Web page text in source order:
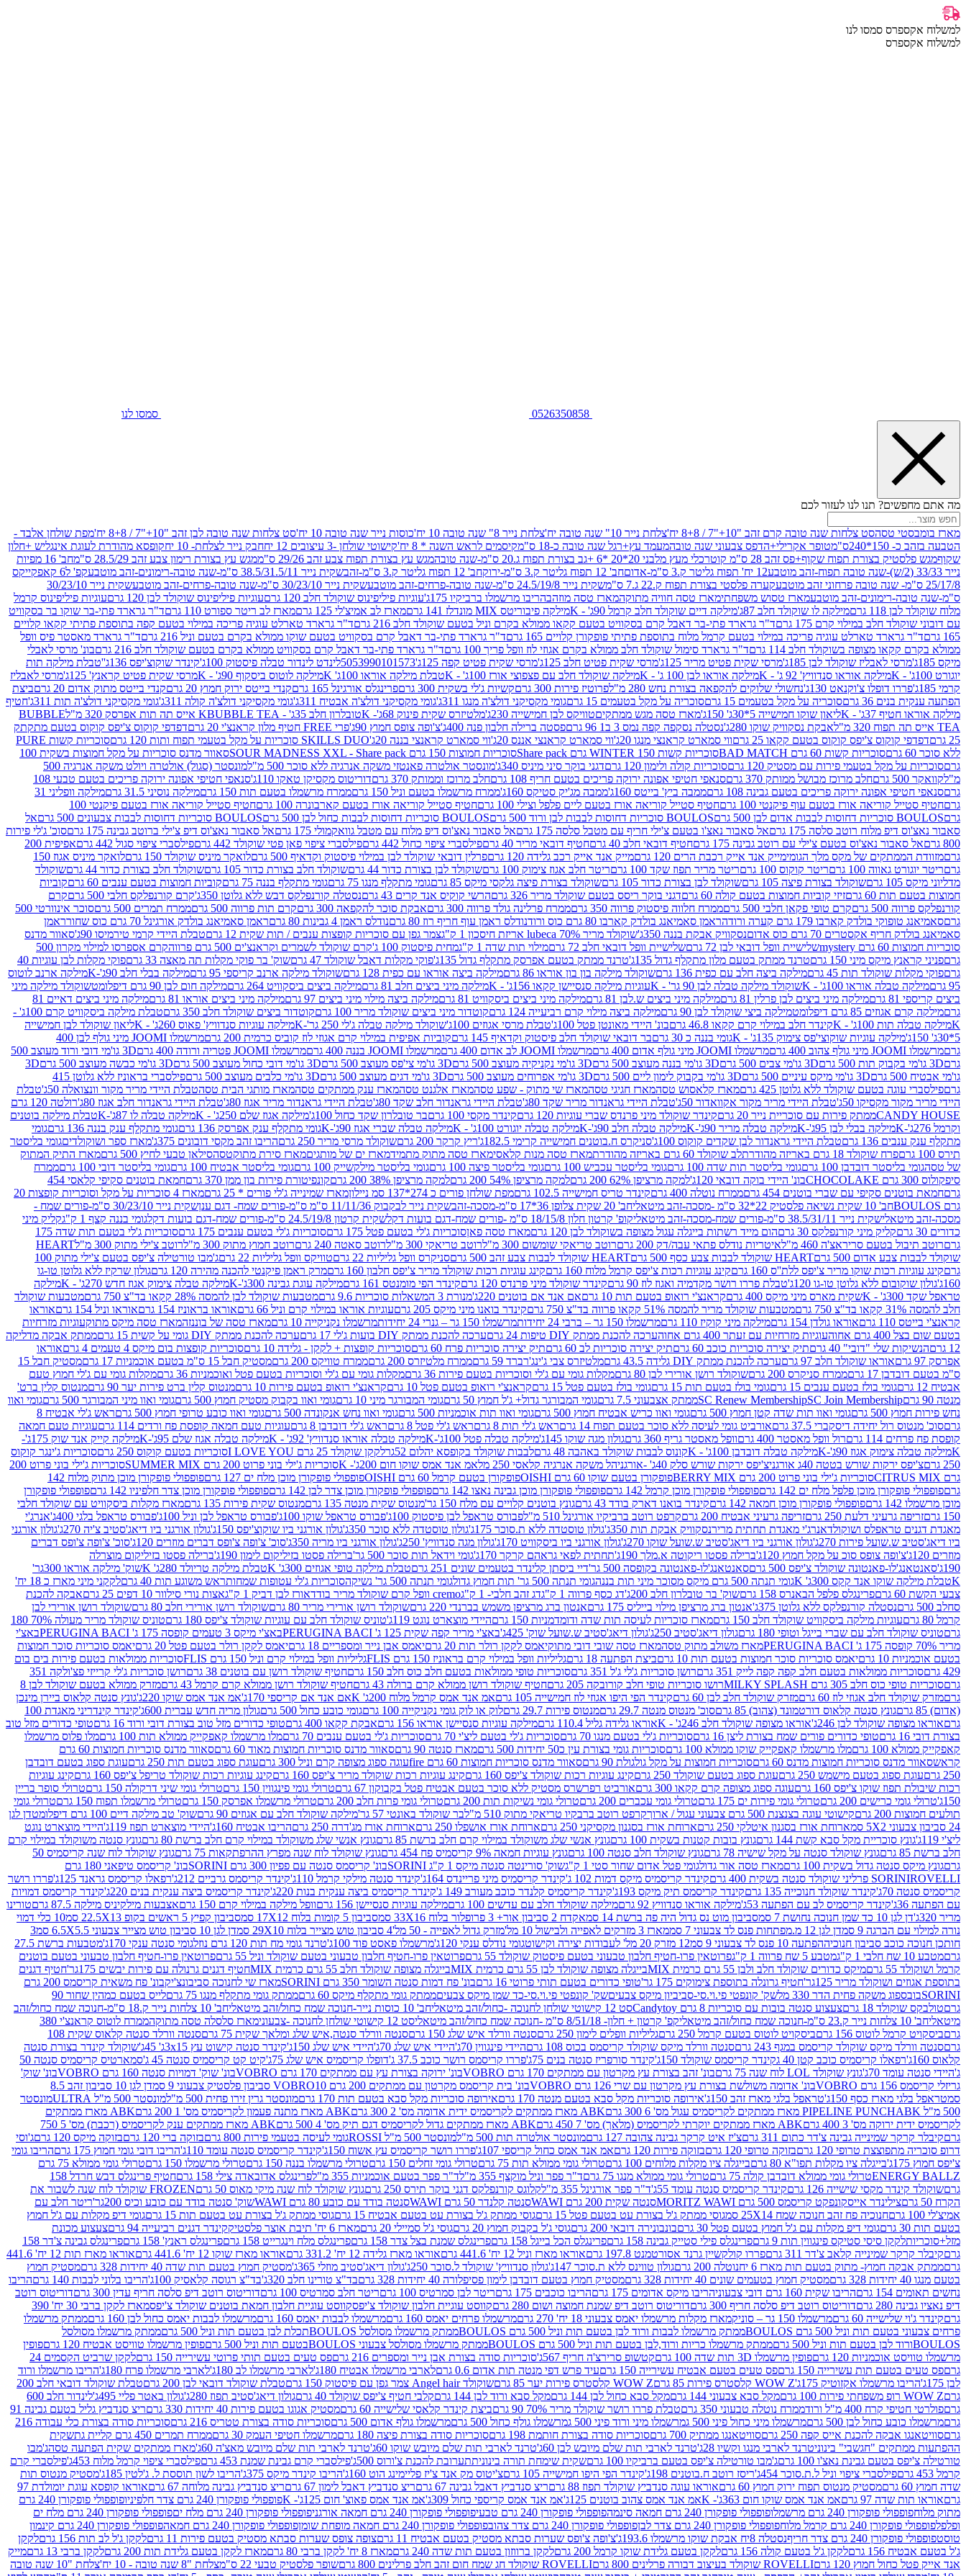
למשלוח אקספרס סמסו לנו
למשלוח אקספרס
0526350858 סמסו לנו
מה אתם מחפשים? תנו לנו לעזור לכם
מארז בומבסטי טסהסט צלחות שנה טובה קרם זהב "10+"7 / 8+8 יח' צלחת נייר 10" שנה טובה יח' צלחת נייר 8" שנה טובה 10 יח' כוסות נייר שנה טובה 10 יח' סט צלחות שנה טובה לבן זהב "10+"7 / 8+8 יח'
מפת שולחן אלבד -
הטבעה בזהב כ- 150*240ס"מ
טופר אקרילי+הדפס צבעוני שנה טובהמעמד עץ+רגל שנה טובה כ-18 ס"מ קיסמים לראש השנה * 8 יח' קישוטי שולחן -3 עיצובים 12 יח חבק נייר לצלחת- 10 יח
קופסא מהודרת לעוגת אינגליש +חלון
שקוףמגש פלסטיק בצורת תפוח שקוף+פס זהב 28 ס"מ קוטר כלי מעץ מלבני 20*20 *6 +גב בצורת תפוח ג.20 ס"מ-שנה טובה מגש עץ בצורת תפוח צבע זהב 29/26 ס"מ מגש עץ בצורת רימון צבע זהב 28.5/29 ס"מ
חב' 16 מפיות
נייר 33/33 (2/ש)-שנה טובה תפוח-זהב מוטבע
12 יח' תפוח גליטר ק.3 ס"מ-אדום חב' 12 תפוח גליטר ק.3 ס"מ-ירוק חב' 12 תפוח גליטר ק.3 ס"מ-זהב שקית נייר 38.5/31.5/11 ס"מ-שנה טובה-רימונים-זהב מוטבע
קפ' ל6 קאפקייקס
25/17/8 ס"מ- שנה טובה פרחוני זהב מוטבע
קערה פלסטי בצורת תפוח ק.22 ג.7 ס"מ שקית נייר 24.5/19/8 ס"מ-שנה טובה-פרחים-זהב מוטבע שקית נייר 30/23/10 ס"מ-שנה טובה-פרחים-זהב מוטבע
שקית נייר 30/23/10
ס"מ-שנה טובה-רימונים-זהב מוטבעמארז טסוש משפחתימארז טסה חוויה מתוקהמארז טסה מוזהבהריבו מרשמלו ברביקיו 175ג' עוגיות פיליפינוס שוקולד חלב 120 גרם עוגיות פיליפינוס שוקולד לבן 120 גרם
עוגיות פיליפינוס קרמל
מלוח שוקולד לבן 118 גרם
מילקה לו שוקולד חלב 87ג' מילקה דיים שוקולד חלב קרמל 90ג' - K מילקה פיבוריטס MIX מונדלז 141 גרם מארז לב אמיצ'לי 125 גרם מארז לב ריטר ספורט 110 גרם
ד"ר גרארד פתי-בר שוקו בר בסקוויט
עם דובוני שוקולד חלב במילוי קרם 175 גרם
ד"ר גרארד פתי-בר דאבל קרם בסקוויט בטעם קקאו ממולא בקרם וניל בטעם שוקולד חלב 216 גרם
ד"ר גרארד טארלט עוגיה פריכה במילוי בטעם קפה בתוספת פתיתי קקאו קלויים
165 גרם
ד"ר גרארד טארלט עוגיה פריכה במילוי בטעם קרמל מלוח בתוספת פתיתי פופקורן קלויים 165 גרם ד"ר גרארד פתי-בר דאבל קרם בסקוויט בטעם שוקו ממולא בקרם בטעם וניל 216 גרם
ד"ר גרארד מאסטר פיס וופל
ממולא בקרם קקאו מצופה בשוקולד חלב 114 גרם
ד"ר גרארד סימול שוקולד חלב ממולא בקרם אגוזי לוז וופל פריך 100 גרם ד"ר גרארד פתי-בר דאבל קרם בסקוויט ממולא בקרם בטעם שוקולד חלב 216 גרם
בונ' מרסי לאבלי
מיקס 185ג'
מרסי לאבליז שוקולד לבן 185ג' מרסי שקית פטיט מריר 125ג' מרסי שקית פטיט חלב 125ג' מרסי שקית פטיט קפה 125ג' 5053990101573לינדט לינדור טבלה פיסטוק 100ג' קינדר שוקוצ'יפס 136ג'
'טבלת מילקה תות
יוגורט 100ג' - K
מילקה אוראו סנדוויץ' 92 ג' - K מילקה אוראו לבן 100 ג' - K מילקה שוקולד חלב עם פצפוצי אורז 100ג' - K טבלת מילקה אוראו 100ג' K מילקה לוטוס ביסקוף 90ג' - K מרסי שקית פטיט קראנץ' 125ג'
מרסי לאבליז
קרמי 185ג'
פררו דופלו צ'וקנאט 130ג' נחשולי שלוקים להקפאה בצורת נחש 280 מ"ל פרוטיז פירות 300 גרם קשיות ג'לי בשקית 300 גרם פרינגלס אורגינל 165 גרם קנדי בייטס ירוק חמוץ 20 גרם קנדי בייטס מתוק אדום 20 גרם
ביצת
הפתעה ענקית בנים 36 גרם
סוכריה על מקל בטעמים 15 גרם סוכריה על מקל בטעמים 15 גרם גומי מקסיקני דולצ'ה מנגו 311ג' גומי מקסיקני דולצ'ה אבטיח 311ג' גומי מקסיקני דולצ'ה קולה 311ג' גומי מקסיקני דולצ'ה תות 311ג'
חטיף
מילקה אוראו חטיף 37ג' - K
ליאון שוקו חמישייה 5*30ג' 150ג' מארז טסה מגש ממתקיםטוויקס לבן חמישייה 230ג' מלטיזרס שקית פינוק 68ג'- K טובלרון חלב 35ג' - K BUBBLE TEA אייס תה תות אפרסק 320 מ"ל
BUBBLE
TEA אייס תה תפוח 320 מ"ל
אבקת נסקוויק שוקו 280ג' נסטלה נסקפה קפה נמס 3 ב1 96 גרם פסטה ברילה חלבון פנה 400ג' צ'ופה צופס חמוץ 90ג' פרי FREE חטיף מלון קראנצ'י 20 גרם
דפדפי קוקוס צ'יפס קוקוס בטעם מתקתק
25 גרם
דפדפי קוקוס צ'יפס קוקוס בטעם קקאו 25 גרם ווי סמארט קראנצי מנגו 20ג' ווי סמארט קראנצי אננס 20ג' ווי סמארט קראנצי בננה 20ג' SKILLS DUO סוכריות על מקל בטעמי תפוח ותות 120 גרם
סוכריות קשות PURE
ללא סוכר 60 גרם
סוכריות קשות 60 גרם BAD MATCH סוכריות קשות WINTER 150 גרם Share pack סוכריות חמוצות 150 גרם SOUR MADNESS XXL - Share pack
סאוור מדנס סוכריות על מקל חמוצות בשקית 100
גרםסוכריות על מקל בטעמי פירות עם מסטיק 120 גרם סוכריות קולה ולימון 120 גרם דגני בוקר סיני מיניס 340ג' מונסטר אולטרה פאנטזי משקה אנרגיה ללא סוכר 500 מ"ל
מונסטר (סגול) אולטרה ויולט משקה אנרגיה 500
מ"לקוואקר 500 גרם חלב מרוכז מבושל ממותק 370 גרם סנאפי חטיפי אפונה ירוקה פריכים בטעם חריף 108 גרם חלב מרוכז וממותק 370 גרם דוריטוס מקסיקן טאקו 110ג'
סנאפי חטיפי אפונה ירוקה פריכים בטעם טבעי 108
גרםסנאפי חטיפי אפונה ירוקה פריכים בטעם גבינה 108 גרם ממבה ביץ' בייטס 160ג' ממבה מג'יק סטיקס 160ג' ממרח מרשמלו בטעם וניל 150 גרם ממרח מרשמלו בטעם תות 150 גרם מילקה נוסיני 31.5 גרם
מילקה וופליני 31
גרםחטיף סטייל קוריאה אורז בטעם עוף פיקנטי 100 גרם חטיף סטייל קוריאה אורז בטעם ליים פלפל וצילי 100 גרם חטיף סטייל קוריאה אורז בטעם קארבונרה 100 גרם
חטיף סטייל קוריאה אורז בטעם פיקנטי 100
גרםBOULOS סוכריות דחוסות לבבות אדום לבן 500 גרם BOULOS סוכריות דחוסות לבבות לבן ורוד 500 גרם BOULOS סוכריות דחוסות לבבות כחול לבן 500 גרם BOULOS סוכריות דחוסות לבבות צבעונים 500 גרם
אל
סאבור נאצ'וס דיפ מלוח רוטב סלסה 175 גרם
אל סאבור נאצ'ו בטעם צ'ילי חריף עם מטבל סלסה 175 גרם אל סאבור נאצ'וס דיפ מלוח עם מטבל גוואקמולי 175 גרם אל סאבור נאצ'וס דיפ צ'ילי ברוטב גבינה 175 גרם
סוכ' ג'לי פירות
800 גרם
אל סאבור נאצ'וס בטעם צ'ילי עם רוטב גבינה 175 גרם חטיף דובאי חלב 40 גרם חטיף דובאי מריר 40 גרם פילסברי ציפוי כחול 442 גרם פילסברי ציפוי פאן פטי שוקולד 442 גרם פילסברי ציפוי סגול 442 גרם
אפיפית 200
גרםמזוודת הממתקים של מקס מלך הגומימייק אנד אייק רכבת הרים 120 גרם מייק אנד אייק רכב גלידה 120 גרם פרלין דובאי שוקולד לבן במילוי פיסטוק וקדאיף 500 גרם לואקר מיניס שוקולד 150 גרם
לואקר מיניס אגוז 150
גרםריטר יוגורט גאווה 100 גרם ריטר קוקוס 100 גרם ריטר מריר תפוז שקד 100 גרם ריטר חלב אגוז צימוק 100 גרם שוקולד לבן בצורת כדור 44 גרם שוקולד חלב בצורת כדור 105 גרם שוקולד חלב בצורת כדור 44 גרם
שוקולד
מדליוני מיקס 105 גרם
שוקולד בצורת פיצה 105 גרם שוקולד לבן בצורת כדור 105 גרם שוקולד בצורת פיצה גלקסי מיקס 85 גרם גומי מתקלף מנגו 75 גרם גומי מתקלף בננה 75 גרם קוביות חמוצות בטעם ענבים 60 גרם
קוביות
חמוצות בטעם תות 60 גרם
זיזי קוביות חמוצות בטעם קולה 60 גרם דגני בוקר ריסס בטעם שוקולד מריר 326 גרם הרשי קוקיס אנד קרים 43 גרם נסטלה קורנפלקס דבש ללא גלוטן 350ג' קרם קורנפלקס חלבי 500 גרם
קרם
קורנפלקס פרווה 500 גרם
קרם טופי פקאן חלבי 500 גרם ממרח חלווה פיסטוק פרווה 350 גרם ממרח פרלינה גולד פרווה 300 גרם אבקת סוכר להקפאה 300 גרם קרם תות פרווה 500 גרם ממרח תמרים 500 גרם
סוכר אינוורטי 500
גרםסאמיאנג טופוקי בולדק קארבו 179 גרם קערה ורודה ראמן סאמיאנג בולדק קארבו 80 גרם כוס ורוד נודלס ראמן עוף חריף רוז 80 גרם נודלס ראמן 4 גבינות 80 גרם ראמן סאמיאנג בולדק אורגינל 70 גרם כוס שחור
ראמן
סאמיאנג בולדק חריף אקסטרים 70 גרם כוס אדום
נסקוויק אבקת בננה 350ג' שוקולד מריר 70% lubeca אריזת חיסכון 1 ק"ג צמר גפן עם סוכריות קופצות ענבים / תות שקית 12 גרם טבלת היידי קרמי טירמיסו 90ג'
סאוור מדנס
סוכריות חמוצות 60 גרם mystery
שלישיית וופל דובאי לבן 72 גרם שלישיית וופל דובאי חלב 72 גרם מילוי תות שדה 1 ק"ג מחית פיסטוק 100 ג' קרם שוקולד לשמרים וקראנצ'ים 500 גרם פרווה
קרם אספרסו למילוי מקרון 500
גרםפניני קראנץ מיקס מיני 150 גרם טרנד ממתק בטעם מלון מתקלף גדול 135ג' טרנד ממתק בטעם אפרסק מתקלף גדול 135ג' פוקי מקלות דאבל שוקולד 47 גרם שוק' בר פוקי מקלות תה מאצה 33 גרם
פוקי מקלות לבן עוגיות 40
גרםפוקי מקלות שוקולד תות 45 גרם מילקה ביצה חלב עם כפית 136 גרם שוקולד מילקה בון בון אוראו 86 גרם מילקה ביצה אוראו עם כפית 128 גרם שוקולד מילקה ארנב קריספי 95 גרם מילקה בבלי חלב 90ג'-K
מילקה ארנב לוטוס
95 גרם
מילקה טבלה אוראו 100ג' - K שוקולד מילקה טבלה לבן 90 גר' - K עוגיות מילקה סנסיישן קקאו 156ג' - K מילקה מיני ביצים חלב 81 גרם מילקה ביצים ביסקוויט 264 גרם מילקה חום לבן 90 גרם דיפלומט
שוקולד מילקה מיני
ביצים קריספי 81 גרם
מילקה מיני ביצים לבן פרלין 81 גרם מילקה מיני ביצים ש.לבן 81 גרם מילקה מיני ביצים ביסקוויט 81 גרם מילקה ביצה מילוי מיני ביצים 97 גרם מילקה מיני ביצים אוראו 81 גרם
מילקה מיני ביצים דאיים 81
גרםמילקה קרם אגוזים 85 גרם דיפלומט מילקה ביצי שוקולד לבן 90 גרם מילקה ביצה מילוי קרם רביעייה 124 גרם קוטדור מיני ביצים שוקולד מריר 100 גרם קוטדור ביצים שוקולד חלב 350 גרם
טבלת מילקה ביסקוויט קרם 100ג' -
Kמילקה טבלה תות 100ג' - K קינדר חלב במילוי קרם קקאו 46.8 גרם בונ' היידי מאונטן פטל 100ג' טבלת מרסי אגוזים 100ג' שוקולד מילקה טבלה ג'לי 250 גר'-K מילקה עוגיות סנדוויץ' פאוס 260ג' - K
ליאון שוקולד לבן חמישייה
5*30ג' 150ג'
מילקה עוגיות שוקוצי'פס צימוק 135ג' - K גומי בננה כ 30 גרם בר דובאי שוקולד חלב פיסטוק וקדאיף 145 גרם קוביות אפיפית במילוי קרם אגוזי לוז קוביס כרמית 200 גרם
מרשמלו JOOMI מיני גולף לבן 400
גרםמרשמלו JOOMI מיני גולף צהוב 400 גרם מרשמלו JOOMI מיני גולף אדום 400 גרם מרשמלו JOOMI לב אדום 400 גרם מרשמלו JOOMI בננה 400 גרם מרשמלו JOOMI פטריה ורודה 400 גרם
3D גו'מי דובי ורוד מעוצב 500
גרם3D גו'מי בקבוק תות 500 גרם 3D גו'מי צבים 500 גרם 3D גו'מי בננה מעוצב 500 גרם 3D גו'מי נקניקיה מעוצב 500 גרם 3D גו'מי צי'פס מעוצב 500 גרם 3D גו'מי דובי כחול מעוצב 500 גרם 3D גו'מי כבשה מעוצב 500 גרם
3D
גו'מי אבטיח 500 גרם
3D גו'מי מיקס עיניים 500 גרם 3D גו'מי בקבוק לימון ליים 500 גרם 3D גו'מי אפרוחים מעוצב 500 גרם 3D גו'מי דגים מעוצב 500 גרם 3D גו'מי כלבים מעוצב 500 גרם
פילסברי בראוניז ללא גלוטן 415
גרםפילסברי עוגה בטעם שוקולד ללא גלוטן 425 גרם מארז קלאסוש טסהמארז חגיגי טסהמארז שי מתוק - שפע טסהמארז אלגנט טסהמארז ענק ממתקים טסהמארז מותגי הבית טסהטבלת היידי מריר מקור וונצואלה 50ג'
טבלת
היידי מריר מקור מקסיקו 50ג'
טבלת היידי מריר מקור אקוואדור 50ג' טבלת היידי גראנדור מריר שקד 80ג' טבלת היידי גראנדור חלב שקד 80ג' טבלת היידי גראנדור מריר אגוז 80ג' טבלת היידי גראנדור חלב אגוז 80ג'
רולטה 120 גרם
CANDY HOUSEממתק פירות עם סוכריית נייר 20 גרם קינדר שוקולד מיני פרנדס שברי עוגיות 120 גרם קינדר מקסי 100 גרם בר טובלרון שקד כחול 100ג' מילקה אגוז שלם 250ג' - K מילקה טבלה לו 87ג'-K
טבלת מילקה בוטנים
וקרמל 276ג'-K
מילקה בבלי לבן 95ג'-K מילקה טבלה מריר 90ג'-K מילקה טבלה חלב 90ג'-K מילקה טבלה יוגורט 100ג' - K מילקה טבלה שברי אגוז 90ג'-K גומי מתקלף ענק אפרסק 136 גרם גומי מתקלף ענק בננה 136 גרם
גומי
מתקלף ענק ענבים 136 גרם
טבלת היידי גראנדור לבן שקדים קוקוס 100ג' סניקרס ח.בוטנים חמישייה קרימי 182.5ג' ריץ קרקר 200 גרם שוקולד מרסי מריר 250 גרם הריבו זהב מקסי דובונים 375ג' מארז ספר ושוקולדיםגומי בליסטר
תירס 100 גרם
פרח שוקולד 18 גרם באריזה מהודרת לב שוקולד 60 גרם באריזה מהודרת מארז טסה מנות קלאסימארז טסה מתוק מתמידמארז ים של מותגיםמארז סירת מתוקטסהסילאן טבעי לחיץ 500 גרם
מארז התיק המתוק
של טסהגומי בליסטר דובדבן 100 גרם גומי בליסטר תות שדה 100 גרם גומי בליסטר עכביש 100 גרם גומי בליסטר פיצה 100 גרם גומי בליסטר מילקשייק 100 גרם גומי בליסטר אבטיח 100 גרם גומי בליסטר דובי 100 גרם
ממרח
סיפקולוס 300 גרם CHOCOLAKE
בונ' היידי בוקה דובאי 120ג' למקה מרציפן 62% 200 גרם למקה מרציפן 54% 200 גרם למקה מרציפן 38% 200 גרם קונפיטורת פירות בון ממן 370 גרם
חמאת בוטנים סקיפי קלאסי 454
גרםחמאת בוטנים סקיפי עם שברי בוטנים 454 גרם ממרח נוטלה 400 גרם קינדר טריס חמישייה 102.5 גרם מפת שולחן פורים כ 274*137 סמ ניילון מארז שמינייה ג'לי פורים * 25 גרם
מארז 4 סוכריות על מקל וסוכריות קופצות 20
גרם BOULOS
חב' 10 שקית נשיאה פלסטיק 22*32 ס"מ -מסכה-זהב מיטאלי חב' 20 שקית צלופן 36*17 ס"מ-מסכה-זהב שקית נייר לבקבוק 11/11/36 ס"מ ס"מ-פורים שמח- דגם ענן
שקית נייר 30/23/10 ס"מ-פורים שמח -
מסכה-זהב מיטאלישקית נייר 38.5/31/11 ס"מ-פורים שמח-מסכה-זהב מיטאלי קופ' קרטון חלון 18/15/8 ס"מ -פורים שמח-דגם בועות דקל שקית קרטון 24.5/19/8 ס"מ-פורים שמח-דגם בועות דקל גומי בננה קצף 1 ק"ג
קליק מיני
כדורים 30 גרם
קליק מיני קורנפלקס 30 גרם הום מייד רשתות בייגלה עגול מצופה בשוקולד לבן 120 גרם מארז טסה פאןסוכריות ג'לי בטעם פטל 175 גרם סוכריות ג'לי בטעם ענבים 175 גרם
סוכריות ג'לי בטעם תות שדה 175
גרםרוטב תיבול בטעם סריראצ'ה 460 מ"ל איטריות נודלס פתאי עבה/דק 200 גרם רוטב טריאקי שומשום 300 מ"ל רוטב טריאקי 300 מ"ל רוטב סאטה 240 גרם רוטב חמוץ מתוק 300 מ"ל רוטב צ'ילי מתוק 300 מ"ל
HEART
שוקולד לבבות צבע אדום 500 גרם
HEART שוקולד לבבות צבע כסף 500 גרם HEART שוקולד לבבות צבע זהב 500 גרם סניקרס וופל גליליות 22 גרם טוויקס וופל גליליות 22 גרם
ג'מבו טורטילה צ'יפס בטעם צ'ילי מתוק 100
גרםקינג עוגיות רכות שוקו מריר צ'יפס ללת''ס 160 גרם קינג עוגיות רכות צ'יפס קרמל מלוח 160 גרם קינג עוגיות רכות שוקולד מריר צ'יפס חלבון 160 גרם מרק ראמן פיקנטי להכנה מהירה 120 גרם
גולון שרקיז ללא גלוטן טו-גו
160ג' גולון שוקובום ללא גלוטן טו-גו 120ג' טבלת פררו רושר מקדמיה ואגוז לוז 90 גרם קינדר שוקולד מיני פרנדס 120 גרם קינדר הפי מומנטס 161 גרם מילקה עוגת גבינה 300ג'-K מילקה טבלה צימוק אגוז חדש 270ג' - K
מילקה
טראפל שקד 300ג' - K
שקית מארס מיני מיקס 400 גרם קראנצ'י רואופ בטעם תות 10 גרם אם אנד אם בוטנים 220ג' מנורת 3 המשאלות סוכריות 9.6 גרם מטבעות שוקולד לבן להמסה 28% קקאו בד"צ 750 גרם
מטבעות שוקולד
חלב להמסה 31% קקאו בד"צ 750 גרם
מטבעות שוקולד מריר להמסה 51% קקאו פרווה בד"צ 750 גרם קינדר בואנו מיני מיקס 205 גרם עוגיות אוראו במילוי קרם וניל 66 גרם אוראו בראוניז 154 גרם אוראו וניל 154 גרם
אוראו
קראנצ'י בייטס 110 גרם
אוראו גולדן 154 גרם מילקה מיני קוקיז 110 גרם מרשמלו 150 גר – ברבי 24 יחידות מרשמלו 150 גר – גנרי 24 יחידות מרשמלו נקניקייה 10 גרם מארז טסה של בוננזהמארז טסה מיקס מתוקעוגיות מזרחיות
בטעם שום בצל 400 גרם אחוה
עוגיות מזרחיות עם זעתר 400 גרם אחוה ערכה להכנת ממתק DIY טיפות 24 גרם ערכה להכנת ממתק DIY בועות ג'לי 17 גרם ערכה להכנת ממתק DIY גומי על קשית 15 גרם
ממתק אבקה מדליקה
12 גרם
הנשיקות שלי "דובי" 40 גרם תיק יצירה סוכריות כוכב 60 גרם תיק יצירה סוכריות לב 60 גרם תיק יצירה סוכריות פרח 60 גרם סוכריות קופצות + לקקן - גלידה 10 גרם סוכריות קופצות בום מיקס 4 טעמים 4 גרם
אוראו
אפרסק 97 גרם
אוראו שוקולד חלב 97 גרם ערכה להכנת ממתק DIY גלידה 43.5 גרם מלטיזרס צבי ג'ינג'רברד 59 גרם ממרח מלטיזרס 200 גרם ממרח טוויקס 200 גרם מסטיק חבל 15 ס"מ בטעם אוכמניות 17 גרם
מסטיק חבל 15
ס"מ בטעם דובדבן 17 גרם
ממרח סניקרס 200 גרם שוקולד רושן אורירי לבן 80 גרם מקלות גומי עם ג'לי וסוכריות בטעם פירות 36 גרם מקלות גומי עם ג'לי וסוכריות בטעם פטל ואוכמניות 36 גרם
מקלות גומי עם ג'לי חמוץ טעם
אבטיח 12 גרם
גומי בולז בטעם ענבים 15 גרם גומי בולז בטעם תות 15 גרם גומי בולז בטעם פטל 15 גרם קראנצ'י רואופ בטעם פטל 10 גרם קראנצ'י רואופ בטעם פירות 10 גרם מנטוס קלין ברט פירות יער 90 גרם
מנטוס קלין ברט'
מנטה 90 גרם
SC Renew MembershipSC Join Membership ממתק אצבעוני 7.5 גרם גומי המבורגר גדול+ ג'ל חמוץ 50 גרם גומי המבורגר מיני 10 גרם גומי ואוו בקבוק מסטיק חמוץ 500 גרם גומי ואוו מיני המבורגר 500 גרם
גומי ואוו
נחש פירות חמוץ 500 גרם
גומי ואוו תות שדה קטן חמוץ 500 גרם גומי ואוו כריש אבטיח חמוץ 500 גרם גומי ואוו תות אוכמניות 500 גרם גומי ואוו נחש אנקונדה 500 גרם גומי ואוו כובע טרופי חמוץ 500 גרם
ראש ג'לי אבטיח 8
גרםסוכ' מנטוס רול יחידה דיסקברי 37.5 גרם אורביט גומי לעיסה ללא סוכר בטעם תפוח 14 גרם ראש ג'לי תות 8 גרם ראש ג'לי פטל 8 גרם ראש ג'לי דובדבן 8 גרם עוגיות טעם חמאה קופסת פח ורדים 114 גרם
עוגיות טעם חמאה
קופסת פח פרחים 114 גרם
רול וופל מאסטר 400 גרם וופל מאסטר גריף 360 גרם גולון מגה שוקו 145ג' מילקה טבלה פטל 100ג'-K מילקה טבלה אוראו סנדוויץ' 92ג' - K מילקה טבלה אגוז שלם 95ג'-K
מילקה קייק אנד שוק 175ג'-
Kמילקה טבלה צימוק אגוז 90ג'-K מילקה טבלה דובדבן 100ג' - K קונוס לבבות שוקולד באהבה 48 גרם לבבות שוקולד בקופסא יהלום 52גר לקקן שוקולד 25 גרם I LOVE YOU סוכריות בטעם קוקוס 250 גרם
סוכריות ג'ינגר קוקוס
250 גרם
צ'יפס ירקות שורש בטטה 40ג אורגני צ'יפס ירקות שורש סלק 40ג' -אורגני הל משקה אנרגיה קלאסי 250 מל אמ אנד אמס שוקו חום 200ג'- K סוכריות ג'ילי בוני פרוט 200 גרם SUMMER MIX
סוכריות ג'ילי בוני פרוט 200
גרם CITRUS MIX
סוכריות ג'ילי בוני פרוט 200 גרם BERRY MIX פופקורן בטעם שוקו 60 גרם OISHI פופקורן בטעם קרמל 60 גרם OISHI פופפולי פופקורן מוכן מלח ים 127 גרם
פופפולי פופקורן מוכן מתוק מלוח 142
גרםפופפולי פופקורן מוכן פלפל מלח ים 142 גרם פופפולי פופקורן מוכן קרמל 142 גרם פופפולי פופקורן מוכן גבינה נאצו 142 גרם פופפולי פופקורן מוכן צדר לבן 142 גרם פופפולי פופקורן מוכן צדר חלפיניו 142 גרם
פופפולי פופקורן
מוכן מרשמלו 142 גרם
פופפולי פופקורן מוכן חמאה 142 גרם קינדר בואנו דארק בודד 43 גרם גונץ בוטנים קלויים עם מלח 150 גר' מנטוס שקית מנטה 135 גרם מנטוס שקית פירות 135 גרם
מארז מקלות ביסקוויט עם שוקולד חלבי
150 גרם
זריפה גרעיני דלעת 250 גרם זריפה גרעיני אבטיח 200 גרם קרפט רוטב ברביקיו אורגינל 510 מ"ל פבורס טראפל לבן פיסטוק 100ג' פבורס טראפל שוקו 100ג' פבורס טראפל לבן וניל 100ג' פבורס טראפל בלגי 400ג'
אנרג'י
מאגדת דגנים טראפלס ושוקולדאנרג'י מאגדת תחתית מרירנסקוויק אבקת תות 350ג' גולון טוסטדה ללא ת.סוכר 175ג' גולון טוסטדה ללא סוכר 350ג' גולון אורגני ביו שוקוצ'יפס 150ג' גולון אורגני ביו דיאג'סטיב צ'יה 270ג'
גולון אורגני
ביו דיאג'סטיב ש.שועל פירות 270ג'
גולון אורגני ביו דיאג'סטיב ש.שועל שוקו 270ג' גולון אורגני ביו ביסקוויט 170ג' גולון מגה סנדוויץ' 250ג' גולון אורגני ביו מריה 350ג' סוכ' צ'ופה צ'ופס דברים מוזרים 120ג'
סוכ' צ'ופה צ'ופס דברים
מוזרים 120ג'
צ'ופה צופס סוכ על מקל חמוץ 120ג' ברילה פסטו ריקוטה א.מלך 190ג' תחתית לפאי גראהם קרקר 170ג' גומי וידאל תות סוכר 500 גר' ברילה פסטו בזיליקום לימון 190ג'
ברילה פסטו בזיליקום מוצרלה
190ג' סאנטאנג'לו-פאנטונה שוקולד צ'יפס 500 גרם סאנטאנג'לו-פאנטונה בקופסה 500 גר' דיי ביסתן קלינדר בטעמים שונים 251 גרם טבלת מילקה טופי אגוזים 300ג' K טבלת מילקה טריולד 280ג' K
שוק' מילקה אוראו 300גר'
Kטבלת מילקה שוקו אנד קקס 300ג' K גומי תנתה 500 גרם מיקס מסוכר מיני תות בננה גומי תנתה 500 גר' תות חמוץ גדול גומי תנתה 500 גר' נשיקה סוכריות ג'לי עטופות שמחותראש משוגע תות 40 גרם
לקקני מיני מארז כ 18 יח'
צבעי הקשת 60 גרם
פרינגלס פלפל הבאנרס 158 גרם שוק' בר טובלרון חלב 200ג' דג כסף פרווה 1 ק"ג דג זהב חלבי- 1 ק"ג cremo וופל קרם שוקולד מריר בודד אורז לבן דביק 1 ק"ג אצות נורי סילוור 10 דפים 25 גרם
אבקה להכנת
סחלב 500 גרם
נסטלה קורנפלקס ללא גלוטן 375ג' אנטון ברג מרציפן מילוי בייליס 175 גרם אנטון ברג מרציפן משמש בברנדי 220 גרם שוקולד רושן אורירי מריר 80 גרם שוקולד רושן אורירי חלב 80 גרם
שוקולד רושן אורירי לבן
קרמל 80 גרם
עוגיות מילקה ביסקוויט שוקולד חלב 150 גרם מארז סוכריות לעיסה תות שדה ודומדמניות 150 גרם היידי מוצארט נוגט 119ג' טוניס שוקולד חלב עם עוגיות שוקולד צ'יפס 180 גרם
טוניס שוקולד מריר מעולה 70% 180
גרםטוניס שוקולד חלב עם שברי בייגל וטופי 180 גרם גולון דיאג'סטיב 250ג' גולון דיאג'סטיב ש.שועל שוק' 425ג' באצ'י מריר קפה שקית 125 ג' PERUGINA BACI באצ'י מיקס 3 טעמים קופסה 175 ג' PERUGINA BACI
באצ'י
מריר 70% קופסה 175 ג' PERUGINA BACI
מארז משולב מתוק טסהמארז טסה שובי דובי מתוקיאמס לקקן רולר תות 20 גרם יאמס אבן נייר ומספריים 18 גרם יאמס לקקן רולר בטעם פטל 20 גרם
יאמס סוכריות סוכר חמוצות
בטעם אוכמניות 10 גרם
יאמס סוכריות סוכר חמוצות בטעם תות 10 גרם ביצת הפתעה 18 גרם גליליות וופל במילוי קרם בראוניז 150 גרם FLIS גליליות וופל במילוי קרם וניל 150 גרם FLIS
סוכריות ממולאות בטעם פירות בים בום
429 גרם
סוכריות ממולאות בטעם חלב קפה קפה לייק 351 גרם רושן סוכריות ג'לי ג'ל 351 גרם סוכריות טופי ממולאות בטעם חלב כוס חלב 150 גרם חטיף שוקולד רושן עם בוטנים 38 גרם
רושן סוכריות ג'לי קרייזי פצ'ולקה 351
גרםסוכריות טופי כוס חלב 305 גרם MILKY SPLASH רושו סוכריות טופי חלב קורובקה 205 גרם חטיף שוקולד רושן ממולא קרם ברולה 43 גרם חטיף שוקולד רושן ממולא קרם קרמל 43 גרם
מזרק ממולא בטעם שוקולד לבן 8
גרםמזרק שוקולד חלב אגוזי לוז 60 גרם מזרק שוקולד חלב לבן 60 גרם קינדר הפי היפו אגוזי לוז חמישייה 105 גרם אמ אנד אמס קרמל מלוח 200ג' K אם אנד אם קריספי 170ג' אמ אנד אמס שוקו 220ג'
גונץ סנטה קלאוס ביירן מינכן
(אדום) 85 גרם
גונץ סנטה קלאוס דורטמונד (צהוב) 85 גרם סוכ' מנטוס מנטה 29.7 גרם מנטוס פירות 29.7 גרם לוק או לוק גומי נקניקייה 100 גרם גומי כובע כחול 500 גרם גולון מריה חדש עברית 600ג'
קינדר קינדריני מאגדת 100
גרםאוראו מצופה שוקולד לבן 246ג' אוראו מצופה שוקולד חלב 246ג' - K אוראו גלידה גליל 110.4 גרם מילקה עוגיות סנסיישן אוראו 156 גרם אבקת קקאו 400 גרם טופי כדורים מזל טוב בצורת דובי ורוד 16 גרם
טופי כדורים מזל טוב
בצורת דובי 16 גרם
טופי כדורים פורים שמח בצורת ליצן 16 גרם סוכריות ג'לי בטעם מנגו 70 גרם סוכריות ג'לי בטעם ליצ'י 70 גרם סוכריות ג'לי בטעם ענבים 70 גרם מלו מרשמלו קאפקייק ממולא תות 100 גרם
מלו פלוס מרשמלו
קאפקייק ממולא 100 גרם
מלו מרשמלו קאפקייק שוקו ממולא 100 גרם סוכריות גומי בצורת עין כ50 יחידות 500 גרם מארז סנטה 90 גרם סאוור מדנס סוכריות חמוצות מאוד 60 גרם
סאוור מדנס סוכריות חמוצות 60 גרם
קראשסאוור מדנס סוכריות חמוצות מדנס 60 גרם סוכריות חמוצות על מקל גולגולת 90 גרם סאוור מדנס סוכריות חמוצות 60 גרם fire עוגה ספוג מצופה קרם וניל 300 גרם עוגת ספוג בטעם תות 250 גרם
עוגת ספוג בטעם דובדבן
250 גרם
עוגת ספוג בטעם מישמש 250 גרם עוגת ספוג בטעם שוקולד 250 גרם קינג עוגיות רכות שוקולד צ'יפס 160 גרם קינג עוגיות רכות שוקולד מריר צ'יפס 160 גרם קינג עוגיות רכות שוקולד טריפל צ'יפס 160 גרם
קינג עוגיות
רכות שיבולת תפוז שוקו צ'יפס 160 גרם
עוגה ספוג מצופה קרם קקאו 300 גרם אורביט רפרשרס מסטיק ללא סוכר בטעם אבטיח פטל בקבוקון 67 גרם טרולי גומי פינגווין 150 גרם טרולי גומי שיני דרקולה 150 גרם
טרולי סופר בריין
150ג' טרולי גומי כרישים 200 גרם טרולי גומי פירות ים 175 גרם טרולי גומי עכברים 200 גרם טרולי גומי נשיקות תות 200 גרם טרולי גומי פרות חלב 200 גרם טרולי מרשמלו אפרסק 150 גרם טרולי מרשמלו תפוח 150 גרם
טרולי גומי
תולעים חמוצות 200 גרם
קישוטי עוגה בצנצנת 500 גרם צבעוני עגול / ארוך קרפט רוטב ברבקיו טריאקי מתוק 510 מ"ל בר שוקולד באונטי 57 גר' מילקה שוקולד חלב עם אגוזים 90 גרם שוק' טב מילקה דיים 100 גרם דיפלומט
דן לגן
24 סביבון צבעוני 5X2 סמ
ארוחת אורז בסגנון איטלקי 250 גרם ארוחת אורז בסגנון מקסיקני 250 גרם ארוחת אורז אושפלו 250 גרם ארוחת אורז מג'דרה 250 גרם הריבו אבטיח 160ג' היידי מוצארט תפוז 119ג'
היידי מוצארט נוגט
ליצ'י 119ג'
גונץ סוכריית מקל סבא קשת 144 גרם גונץ בובות קטנות בשקית 100 גרם גונץ אנשי שלג משוקולד במילוי קרם חלב ברשת 85 גרם גונץ אנשי שלג משוקולד במילוי קרם חלב ברשת 80 גרם
גונץ סנטה משוקולד במילוי קרם
חלב ברשת 85 גרם
גונץ שוקולד סנטה על מקל שישיה 78 גרם גונץ שוקולד חלב סנטה 100 גרם גונץ עוגיות חמאה 9% קריסמיס פח 454 גרם גונץ שוקולד לוח שנה מפרץ ההרפתקאות 75 גרם
גונץ שוקולד לוח שנה קריסמיס 50
גרםגונץ מיקס סנטה גדול בשקית 100 גרם מארז טסה אור גדולגומי פטל אדום שחור סטי 1 ק"ג שוק' סורינטה סנטה מיקס 1 ק"ג SORINI בונ' קריסמס סנטה עם פפיון 300 גרם SORINI
בונ' קריסמס טיפאני 180 גרם
SORINIROVELLI פרליני שוקולד סנטה בשקית 400 גרם קינדר קריסמיס מיקס דמות 102 ג' קינדר קריסמיס מיני פריינדס 164ג' קינדר סנטה מילקי קרמל 110ג' קינדר קריסמס גרביים 212ג' רפאלו קריסמס גראנד 125ג'
פררו רושר
קריסמיס סנטה 70ג'
קינדר שוקולד חנוכייה 135 גרם קינדר קריסמס תיק מיקס 193ג' קינדר קריסמיס קלנדר כוכב מעורב 149 ג' קינדר קריסמיס ביצה ענקית בנות 220ג' קינדר קריסמיס ביצה ענקית בנים 220ג'
קינדר קריסמס דמויות
עם הפתעה 36ג'
קינדר קריסמיס לב עם הפתעה 53ג' מילקה אוראו סנדוויץ 92 גרם מילקה שוקולד חלב עם עדשים 100 גרם מילקה עוגיות סנסיישן 156 גרם וופל מילקה במילוי קרם 150 גרם אצבעות מילקיניס מילקה 87.5 גרם
טורינו
מריר 320ג'
דן לגן 10 כד שמן חנוכה נחושת 7 סמ סביבון מוט נס גדול היה פה ברשת 14 סמ אקדח 2 סביבון אור+ 3 פרופלור בלוח 33X16 סמ סביבון 5 קומות בלוח 17X12 סמ סביבון קפיץ 5 ראשים בקופ 22.5X13 סמ
10 כלי דמוי
נורה למילוי עם הברגה 9 סמ
דן לגן 12 מ.מפתחות פנס לד צבעוני 7 סמ מארז 3 מזרקים לאפייה ולבישול 10 מל' מזרק גדול לאפייה - 50 מל' 4 סביבון טוש מצייר בלוח 29X10 סמ דן לגן 10 סביבון טוש מצייר צבעוני 6.5X5.5 סמ
3
חותכן חנוכה כוכב סביבון חנוכיההפתעה 10 פנס לד צבעוני 9 סמ 12 מזרק 20 מל' לעבודות יצירה וקישוט גומי נודלס ענקי 120ג' מרשמלו פאסט פוד 100ג' טרנד גומי מח תות 120 גרם נוזל גומי סנטה ענקי 170ג'
מטבעות ברשת 27.5
גרםמטבע 10 שח חלבי 1 ק"ג מטבע 5 שח פרווה 1 ק"ג פרוטאין פרו-חטיף חלבון טבעוני בטעם פיסטוק שוקולד 55 גרם פרוטאין פרו-חטיף חלבון טבעוני בטעם שוקולד וניל 55 גרם
פרוטאין פרו-חטיף חלבון טבעוני בטעם בוטנים
קרמל ושוקולד 55 גרם
מיקס כדורים שוקולד חלב ולבן 55 גרם כרמית MIX בייגלה מצופה שוקולד לבן 55 גרם כרמית MIX בייגלה מצופה שוקולד חלב 55 גרם כרמית MIX חטיף דגנים גרנולה עם פירות יבשים 175גר'
חטיף דגנים
בתוספת אגוזים ושוקולד מריר 125גר'
חטיף גרונלה בתוספת צימוקים 175 גר' טופי כדורים בטעם תותי פרוטי 16 גרם בונ' פח דמות סנטה השומר 350 גרם SORINI מארז שי לחנוכה סביבונצ'יק
בונ' פח משאית קריסמס 200 גרם
SORINIבובספוג משקה פחית הדר 330 מל שק' קונפטי פי.וי.סי-סביביון מיקס צבעיםשק' קונפטי פי.וי.סי-כד שמן מיקס צבעיםממתק גומי מתקלף מיקס 60 גרם ממתק גומי מתקלף מנגו 75 גרם
לייס בטעם כמהין שחור 90
גרםטולבקס שוקולד 18 גרם צעצוע סנטה בובות עם סוכריות 8 גרם Candytoy סט 12 קישוטי שולחן לחנוכה -כחול/זהב מיטאלי חב' 10 כוסות נייר-חנוכה שמח כחול/זהב מיטאלי
חב' 10 צלחות נייר ק.18 ס"מ-חנוכה שמח כחול/זהב
מיטאליחב' 10 צלחות נייר ק.23 ס"מ-חנוכה שמח כחול/זהב מיטאלי קפ' קרטון + חלון- 8/51/18 ס"מ -חנוכה שמח כחול/זהב מיטאלי סט 12 קישוטי שולחן לחנוכה -צבעוני מארז סלסלה טסה מתוקה
ממרח לוטוס קראנצ'י 380
גרםביסקויט קרמל לוטוס 156 גרם ביסקויט לוטוס בטעם קרמל 250 גרם גליליות וופלים לימון 250 גרם סנטה וורלד איש שלג 150 גרם סנטה וורלד סנטה,איש שלג ומלאך שקית 75 גרם
סנטה וורלד סנטה קלאוס שקית 108
גרםסנטה וורלד מיקס שוקולד קריסמס במגף 243 גרם סנטה וורלד מיקס שוקולד קריסמס בכוס 108 גרם היידי פינגווין 70ג' היידי איש שלג 70ג' היידי איש שלג 150ג' קינדר סנטה קישוט עץ 3x15ג' 45ג'
שוקולד קינדר בצורת סנטה
קלאוס 160ג'
רפאלו קריסמיס כוכב קטן 40 ג קינדר קריסמס שוקולד 150ג' קינדר סורפריז סנטה בנים 75ג' פררו קריסמס רושר כוכב 37.5 ג' דופלו קריסמיס איש שלג 75ג' קיט קט קריסמיס סנטה 45 ג'
סמארטיס קריסמיס סנטה 50
ג'היידי סנטה עומד 70ג' גונץ שוקולד LOL לוח שנה 75 גרם בונ' זהב בצורת עץ מקרטון עם ממתקים 170 גרם VOBRO בונ' ירוקה בצורת עץ עם ממתקים 170 גרם VOBRO בונ' שוק' דמויות סנטה 160 גרם VOBRO
בונ' שוק'
גריזלי קריסמס 156 גרם VOBRO
בונ' אדומה משולשת בצורת עץ מקרטון עם שרי 126 גרם VOBRO בונ' בית קריסמס מקרטון עם ממתקים 200 גרם VOBRO 10 סביבון פלסטיק צבעוני 9 סמ
דן לגן 10 סביבון זהב 8.5
סמטראפל בלגי מארז כסף 150ג' טראפל בלגי מארז זהב 150ג' אירופה סוכריות מקל סבא בטעם מנטה 170 גרם אירופה סוכריות מקל סבא בטעם תות 170 גרם מונסטר גרין זירו פחית 500 מ"ל מונסטר 500 מ"ל ULTRA
מונסטר
500 מ"ל PIPELINE PUNCH
ABK מארז ממתקים לקריסמיס עגול מס' 6 300 גרם ABK מארז ממתקים לקריסמיס ידית אדומה מס' 2 300 גרם ABK מארז מתנה פעמון לקריסמיס מס' 1 200 גרם
ABK מארז ממתקים
לקריסמיס ידית ירוקה מס' 3 400 גרם
ABK מארז ממתקים יוקרתי לקריסמיס (מלאך) מס' 7 450 גרם ABK מארז ממתקים גדול לקריסמיס דגם תיק מס' 4 500 גרם
ABK מארז ממתקים ענק לקריסמיס (רכבת) מס' 5 750
גרםקיבלר קרקר שמינייה גבינה צ'דר כתום 311 גרם צ'יז איט קרקר גבינה צהובה 127 גרם מונסטר אולטרה תות 500 מ"ל מונסטר 500 מ"ל ROSSI גומי לעיסה בטעמי פירות 800 גרם בזוקה ברי 120 גרם בזוקה מיקס 120 גרם
ג'וסי
דרופ סוכריה מתפוצצת טרופי 120 גרם
בזוקה טרופי 120 גרם בזוקה פירות 120 גרם אמ אנד אמס כחול קריספי 107ג' פררו רושר קריסמיס עץ אשוח 150ג' קינדר קריסמיס סנטה עומד 110ג' הריבו דובי גומי חמוץ 175 גרם
הריבו גומי
צ'יפס חמוץ 175ג'
בייגלה ציו מקלות תפו"א 80 גרם בייגלה ציו מקלות מלוחים 100 גרם טרולי גומי ממולא תות 75 גרם טרולי גומי זחלים 150 גרם טרולי מרשמלו בננה 150 גרם טרולי מרשמלו 150 גרם
טרולי גומי ממולא 75 גרם
ENERGY BALLZטרולי גומי ממולא דובדבן קולה 75 גרם טרולי גומי ממולא מנגו 75 גרם ד"ר פפר וניל מוקצף 355 מ"ל ד"ר פפר בטעם אוכמניות 355 מ"ל פרינגלס אדובאדה צילי 158 גרם
חטיף פרינגלס דבש חרדל 158
גרםשוקולד קינדר מקסי שישייה 126 גרם קינדר קריסמיס סנטה עומד 55ג' ד"ר פפר אורגינל 355 מ"ל קלוגס קורנפלקס דגני בוקר תירס 250 גרם גונץ שוקולד לוח שנה מיקי מאוס 50 גרם
FROZEN שוקולד לוח שנה לשבור את
הקרח 50 גרם
צילינדר אייסקונפקט קריסמס 500 גרם MORITZ WAWI סנטה שקית 200 גרם WAWI סנטה קלנדר 50 גרם WAWI סנטה בודד עם כובע 80 גרם WAWI שוק' סנטה בודד עם כובע וכיס 200גר'
ריטר חלב עם
אמיצ'לי 100 גרם
חנוכיה פח זהב חנוכה שמח 25X14 סמ גוסי ממתק ג'ל בצורת עט בטעם פטל 15 גרם גוסי ממתק ג'ל בצורת עט בטעם אבטיח 15 גרם גוסי ממתק ג'ל בצורת עט בטעם תות 15 גרם
גומי דיפ מקלות עם ג'ל חמוץ
בטעם תות 30 גרם
גומי דיפ מקלות עם ג'ל חמוץ בטעם פטל 30 גרם בונבונירה דובאי 200 גרם גוסי ג'ל בקבוק חמוץ 20 גרם גוסי ג'ל סמיילי 20 גרם מארז 6 יח' תיבת אוצר פלסטיק קינדר דגנים רביעייה 94 גרם
צעצוע מכונת
מזל+סוכריותלקקן סיסי סטיקס פינגווין תות 9 גרם פרינגלס פילי סטייק גבינה 158 גרם פרינגלס הכל בייגל 158 גרם פרינגלס שמנת בצל צדר 158 גרם פרינגלס מלח וינגרייט 158 גרם פרינגלס ראנץ' 158 גרם
פרינגלס גבינה צ'דר 158
גרםקיבלר קרקר שמינייה קלאב צ'דר 311 גרם פררו קולקשיין גרנד אסורטמנט 197.8 גרם אוראו מארז וניל 12 יח' 441.6 גרם אוראו מארז גלידה 12 יח' 331.2 גרם אוראו מארז שוקו 12 יח' 441.6 גרם
אוראו מארז תות 12 יח' 441.6
גרםממתק אבקה חמוץ- מתוק בטעם תות מארז 6 יח נוטלה 200 גרם גולון טווינס ללא ת.סוכר 147ג' גולון סנדוויץ' שוקולד ל.סוכר 250ג' גולון דיאג'סטיב מוזלי 365ג' מסטיק חמוץ בטעם תות שדה 40 יחידות 328 גרם
מסטיק חמוץ
בטעם מנגו 40 יחידות 328 גרם
מסטיק חמוץ בטעמים שונים 40 יחידות 328 גרם מסטיק חמוץ בטעם דובדבן לימון פסיפלורה 40 יחידות 328 גרם בד"צ טורינו חלב 320ג' בד"צ רגוסה קלאסיק 100ג' הריבו בלוני לבבות 140 גרם
הריבו
נחשים תאומים 154 גרם
הריבו שקית 160 גרם דובי צבעוני הריבו מיקס אדומים 175 גרם הריבו כוכבים 175 גרם ריטר לבן סמרטיס 100 גרם ריטר חלב סמרטיס 100 גרם דוריטוס רוטב דיפ סלסה חריף עדין 300 גרם
דוריטוס רוטב
דיפ נאציו גבינה 280 גרם
דוריטוס רוטב דיפ סלסה חריף 300 גרם דוריטוס רוטב דיפ שמנת חמוצה ושום 280 גרם קווסט עוגיית חלבון שוקולד צ'יפסקווסט עוגיית חלבון חמאת בוטנים שוקולד צ'יפס
מארז לקקן ברבי 30 יח' 390
גרםקינדר ג'וי שלישייה 60 גרם מרשמלו 150 גר – סוניק מארז מקלות מרשמלו יאמס צבעוני 18 יח' 270 גרם מרשמלו פרחים יאמס 160 גרם מרשמלו לבבות יאמס 160 גרם מרשמלו לבבות יאמס כחול לבן 160 גרם
ממתק מרשמלו
פרחים צבעוני בטעם תות וניל 500 גרם BOULOS
ממתק מרשמלו לבבות ורוד לבן בטעם תות וניל 500 גרם BOULOS ממתק מרשמלו מסולסל BOULOSתכלת לבן בטעם תות וניל 500 גרם
ממתק מרשמלו מסולסל
BOULOSורוד לבן בטעם תות וניל 500 גרם
ממתק מרשמלו כריות ורוד,לבן בטעם תות וניל 500 גרם BOULOS ממתק מרשמלו מסולסל צבעוני BOULOSבטעם תות וניל 500 גרם פופין מרשמלו טוויסט אבטיח 120 גרם
פופין
מרשמלו טוויסט אוכמניות 120 גרם
פופין מרשמלו 3D תות שדה 100 גרם קטשופ סרירצ'ה חריף 567ג' סוכריות סודה בצורת אבן נייר ומספרים 216 גרם פס טעים בטעם תותי פרוטי עשירייה 150 גרם
לקקן שרביט הקסמים 24
גרםפס טעים בטעם תות עשירייה 150 גרם פס טעים בטעם אבטיח עשירייה 150 גרם עיד פרש דפי מנטה תות אדום 0.6 גרם לארבי מרשמלו אבטיח 180ג' לארבי מרשמלו לב 180ג' לארבי מרשמלו פרח 180ג'
הריבו מרשמלו ורוד
לבן 175ג'
הריבו מרשמלו אקזוטיק 175ג' WOW Z קלסטרס פירות 85 גרם WOW Z קלסטרס פירות יער 85 גרם שוקולד Angel hair צמר גפן עם פיסטוק 150 גרם טבלת שוקולד דובאי לבן 200 גרם
טבלת שוקולד דובאי חלב 200
גרםWOW Z רופ משפחתי פירות 100 גרם מקל סבא צבעוני 144 גרם מקל סבא כחול לבן 144 גרם מקל סבא ורוד לבן 144 גרם קלבי חטיף צ'יפס שוקולד 40 גרם גולון דיאג'סטיב תפוז 280ג' גולון באטר פליי 495ג'
לינדור חלב 600
גרםפולרטי חטיפי קרח 400 מ"ל ורוד ממרח נוטלה טבעוני 350 גרם טבלת פררו רושר שוקולד מריר 70% 90 גרם ביצת קינדר קלאסי שלישייה 60 גרם מסטיק אגוגו בטעם פירות 40 יחידות 330 גרם
ריצ סנדביץ גליל בטעם גבינה 91
גרםמרשמלו כובע כחול לבן 500 גרם מרשמלו מיני כחול פיני 500 ג מרשמלו מיני ורוד פיני 500 ג מרשמלו גולף כחול 500 גרם מרשמלו גולף אדום 500 גרם סוכריות סודה בצורת טטריס 216 גרם
סוכריות סודה בצורת כלי עבודה 216
גרםסוויטאנגו אבקה להכנת אייס קפה 250 גרם סוויטאנגו ממתיק 700 גרם סוכריות סודה בצורת חותמת 198 גרם סוכריות סודה בצורת פיצה 180 גרם מרשמלו חטיפי העמק 30 גרם ממרח תמרים 450 גרם קליית גת
שקית
ההפתעות ממתקים "חגשבי" בינוניטרנד לארבי מנגו וקשיו 28ג' טרנד לארבי תות שלם מיובש לבן 60ג' טרנד לארבי תות שלם מיובש שוקו 60ג' טרנד לארבי תות שלם מיובש מאצ'ה 60ג' מארז ממתקים שקית הפתעה טסהג'מבו
טורטילה צ'יפס בטעם גבינת נאצ'ו 100 גרם
ג'מבו טורטילה צ'יפס בטעם ברביקיו 100 גרם שקית שימחת תורה בינוניתתערובת להכנת צ'ורוס 500ג' פילסברי קרם גבינת שמנת 453 גרם פילסברי ציפוי קרמל מלוח 453ג'
פילסברי קרם
קרמל 453 גרם
פילסברי ציפוי וניל ל.ת.סוכר 454ג' ריסז רוטב ח.בוטנים 198ג' קינדר הפי היפו חמישייה 105 גרם צ'יטוס מק אנד צ'יז פליימינג הוט 160ג' הריבו קינדר מיקס 375ג' הריבו לשון תוססת ל. ג'לטין 185ג'
מסטיק מנטוס תות
שדה חמוץ 60 גרם
מסטיק מנטוס תפוח ירוק חמוץ 60 גרם אוראו עוגה סנדביץ שוקולד תפוז 88 גרם ריצ סנדביץ דאבל גבינה 67 גרם ריצ סנדביץ דאבל לימון 67 גרם ריצ סנדביץ גבינה מלוחה 67 גרם
אוראו קופסא עוגת יומולדת 97
גרםאוראו תות שדה 97 גרם אמ אנד אמס שוקו חום 363ג'- K אמ אנד אמס צהוב בוטנים 125ג' אמ אנד אמס קריספי כחול 309ג' אמ אנד אמס פאוצ' חום 125ג'- K פופפולי פופקורן 240 גרם צדר חלפיניו
פופפולי פופקורן 240 גרם
מתוק מלוחפופפולי פופקורן 240 גרם מרשמלו פופפולי פופקורן 240 גרם חמאה סינמה פופפולי פופקורן 240 גרם טבעי פופפולי פופקורן 240 גרם חמאה אורגני פופפולי פופקורן 240 גרם מלח ים
פופפולי פופקורן 240 גרם מלח ים
ופלפלפופפולי פופקורן 240 גרם קרמל מלוח פופפולי פופקורן 240 גרם צדר לבן פופפולי פופקורן 240 גרם צדר צהוב פופפולי פופקורן 240 גרם חמאה מופחת שומן פופפולי פופקורן 240 גרם חמאה
פופפולי פופקורן 240 גרם קינמון
טוסטפופפולי פופקורן 240 גרם צדר חריף נסטלה 8יח אבקת שוקו מרשמלו 193.6ג' צ'ופה צ'ופס שערות סבתא מסטיק בטעם אבטיח 11 גרם צופה צופס שערות סבתא מסטיק בטעם פירות 11 גרם לקקן ג'ל לב תות 156 גרם
לקקן
ג'ל בטעם אבטיח 156 גרם
לקקן ג'ל בטעם קולה 156 גרם לקקן בטעם גלידת שוקו קרמל 200 גרם לקקן ברווזון בטעם תות שדה 240 גרם מארז 8 יח' לקקן ברבי 80 גרם מארז לקקן בטעם גלידת תות 200 גרם לקקן ברבי 13 גרם
מייק
אנד אייק פטל כחול חמוץ 120 גרם
ROVELLI שוקולד בעיצוב דבורה פרלינים 800 גרם ROVELLI שוקולד חג שמח חום זהב חלב פרלינים 800 גרם שופר פלסטיק טבעי 22 ס"מ צלחת "8 שנה טובה - 10 יח'
צלחת "10 שנה טובה